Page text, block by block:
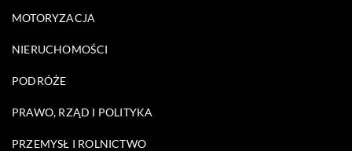
MOTORYZACJA
NIERUCHOMOŚCI
PODRÓŻE
PRAWO, RZĄD I POLITYKA
PRZEMYSŁ I ROLNICTWO